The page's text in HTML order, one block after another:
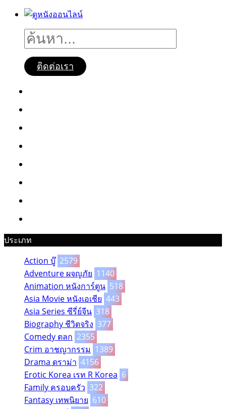
ติดต่อเรา
ประเภท
Action บู๊ 2579
Adventure ผจญภัย 1140
Animation หนังการ์ตูน 518
Asia Movie หนังเอเชีย 443
Asia Series ซีรี่ย์จีน 318
Biography ชีวิตจริง 377
Comedy ตลก 2355
Crim อาชญากรรม 1389
Drama ดราม่า 4156
Erotic Korea เรท R Korea 6
Family ครอบครัว 322
Fantasy เทพนิยาย 610